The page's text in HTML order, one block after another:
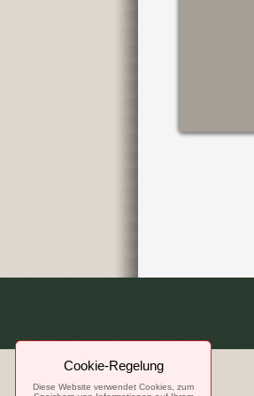
Cookie-Regelung
Diese Website verwendet Cookies, zum